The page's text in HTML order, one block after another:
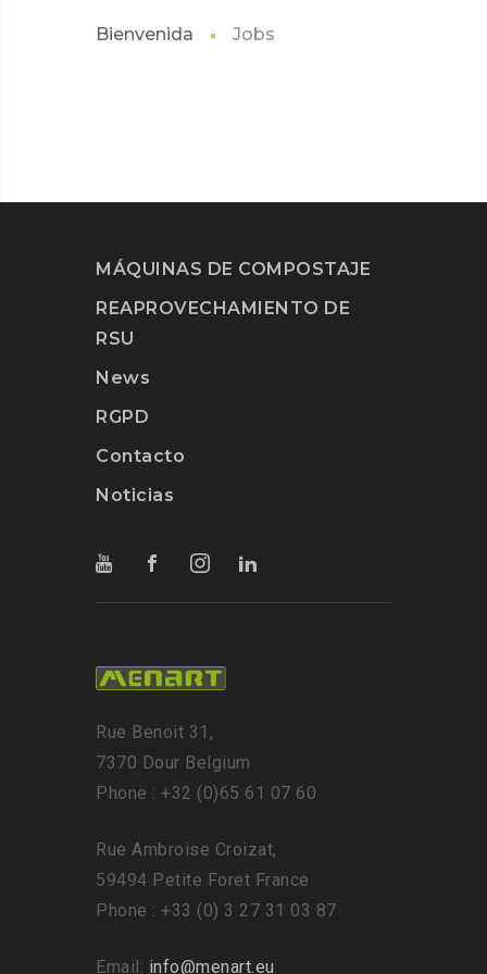
Bienvenida Jobs
MÁQUINAS DE COMPOSTAJE
REAPROVECHAMIENTO DE
RSU
News
RGPD
Contacto
Noticias
Rue Benoit 31,
7370 Dour Belgium
Phone : +32 (0)65 61 07 60
Rue Ambroise Croizat,
59494 Petite Foret France
Phone : +33 (0) 3 27 31 03 87
Email: info@menart.eu